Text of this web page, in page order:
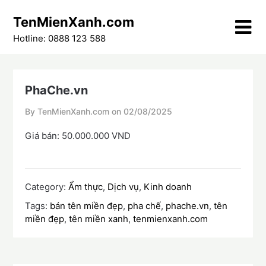
content
TenMienXanh.com
Hotline: 0888 123 588
PhaChe.vn
By TenMienXanh.com on 02/08/2025
Giá bán: 50.000.000 VND
Category: Ẩm thực, Dịch vụ, Kinh doanh
Tags: bán tên miền đẹp, pha chế, phache.vn,tên
miền đẹp,tên miền xanh,tenmienxanh.com